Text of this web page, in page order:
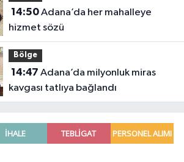
14:50Adana’da her mahalleye
hizmet sözü
Bölge
14:47
kavgası tatlıya bağlandı